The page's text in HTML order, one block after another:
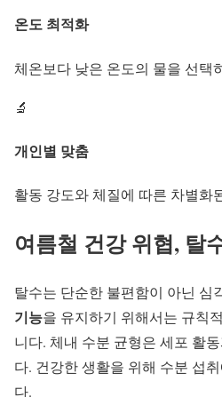
온도 최적화
체온보다 낮은 온도의 물을 선택
🔬
개인별 맞춤
활동 강도와 체질에 따른 차별화
여름철 건강 위협, 탈
탈수는 단순한 불편함이 아닌 심
기능을 유지하기 위해서는 규칙
니다. 체내 수분 균형은 세포 활
다. 건강한 생활을 위해 수분 섭
다.